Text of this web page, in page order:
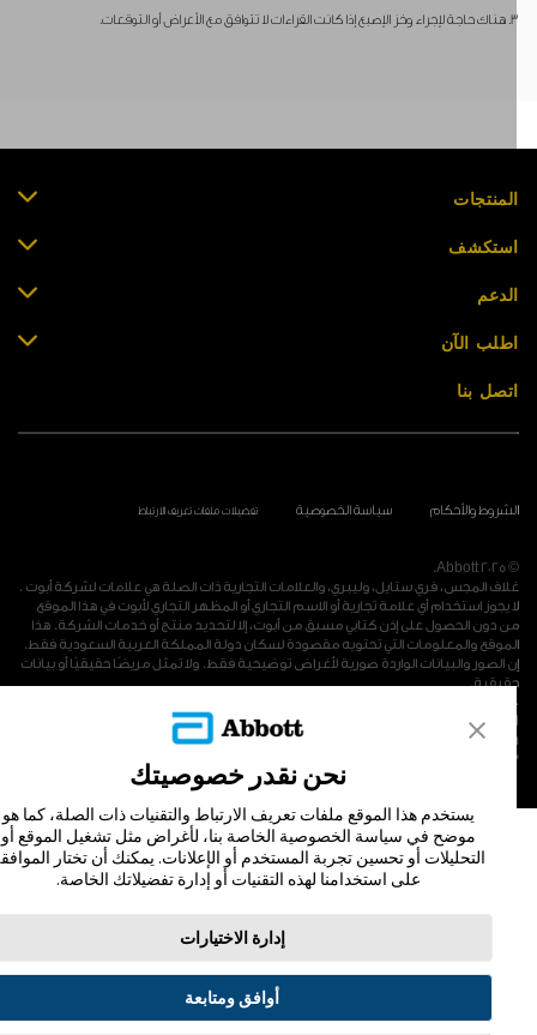
الآن
بنا
والأحكام سياسة الخصوصية تفضيلات ملفات تعريف الارتباط
المجس، فري ستايل، وليبري، والعلامات التجارية ذات الصلة هي علامات لشركة أبوت .
يجوز استخدام أي علامة تجارية أو الاسم التجاري أو المظهر التجاري لأبوت في هذا الموقع
دون الحصول على إذن كتابي مسبق من أبوت، إلا لتحديد منتج أو خدمات الشركة. هذا
والمعلومات التي تحتويه مقصودة لسكان دولة المملكة العربية السعودية فقط.
الصور والبيانات الواردة صورية لأغراض توضيحية فقط. ولا تمثل مريضًا حقيقيًا أو بيانات
ADC-53251
Abbott Diabetes Care Ltd., Range Road, Witney, Oxon, OX29 OYL
MDMA-1-2020-0846, MDMA-1-2018-1117, MDMA-1-2019-
نحن نقدر خصوصيتك
يستخدم هذا الموقع ملفات تعريف الارتباط والتقنيات ذات الصلة، كما هو
موضح في سياسة الخصوصية الخاصة بنا، لأغراض مثل تشغيل الموقع أو
التحليلات أو تحسين تجربة المستخدم أو الإعلانات. يمكنك أن تختار الموافقة
على استخدامنا لهذه التقنيات أو إدارة تفضيلاتك الخاصة.
إدارة الاختيارات
أوافق ومتابعة